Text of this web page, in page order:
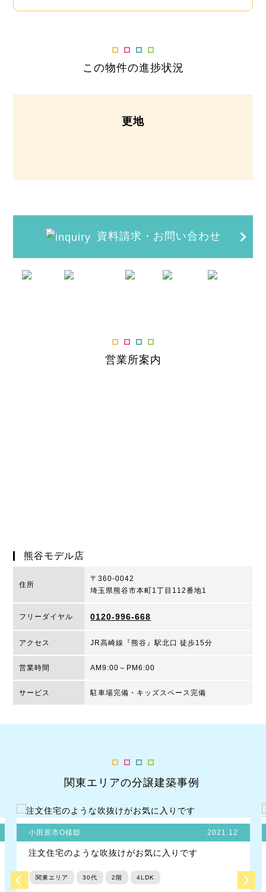
この物件の進捗状況
更地
資料請求・お問い合わせ
営業所案内
熊谷モデル店
住所
〒360-0042
埼玉県熊谷市本町1丁目112番地1
フリーダイヤル 0120-996-668
アクセス JR高崎線『熊谷』駅北口 徒歩15分
営業時間 AM9:00～PM6:00
サービス 駐車場完備・キッズスペース完備
関東エリアの分譲建築事例
小田原市O様邸 2021.12
注文住宅のような吹抜けがお気に入りです
関東エリア 30代 2階 4LDK